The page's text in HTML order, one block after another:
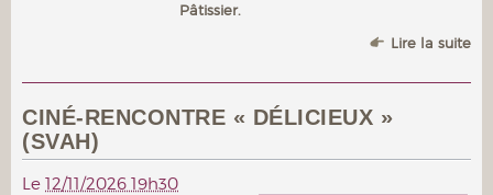
Pâtissier.
Lire la suite
CINÉ-RENCONTRE « DÉLICIEUX »
(SVAH)
Le 12/11/2026 19h30